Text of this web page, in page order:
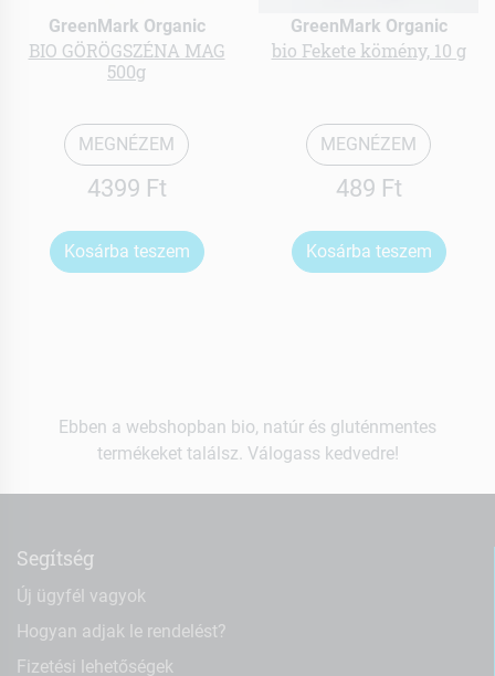
GreenMark Organic
BIO GÖRÖGSZÉNA MAG
500g
MEGNÉZEM
4399 Ft
Kosárba teszem
GreenMark Organic
bio Fekete kömény, 10 g
MEGNÉZEM
489 Ft
Kosárba teszem
Ebben a webshopban bio, natúr és gluténmentes
termékeket találsz. Válogass kedvedre!
Segítség
Új ügyfél vagyok
Hogyan adjak le rendelést?
Fizetési lehetőségek